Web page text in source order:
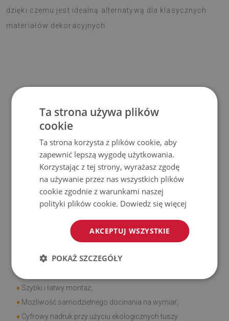
dzięki czemu jest idealną alternatywą dla klasycznych
materiałów dekoracyjnych.
Materiał
Wymiar panelu: 100x50 cm
Grubość panelu: 1,6 mm
Materiał: Winyl wzmocniony siatką PES z klejem
Zastosowanie
Wnętrza pomieszczeń;
Ściany, podłogi, sufity;
Może być naklejony na panele, kafelki, metal czy farbę.
♦
♦ Szybki i łatwy montaż;
♦ Możliwość samodzielnego docinania na wymiar;
♦ Cyfrowy nadruk przy użyciu ekologicznych tuszy
Ta strona używa plików
cookie
Ta strona korzysta z plików cookie, aby
zapewnić lepszą wygodę użytkowania.
Korzystając z tej strony, wyrażasz zgodę
na używanie przez nas wszystkich plików
cookie zgodnie z warunkami naszej
polityki plików cookie. Dowiedz się więcej
AKCEPTUJ WSZYSTKIE
POKAŻ SZCZEGÓŁY